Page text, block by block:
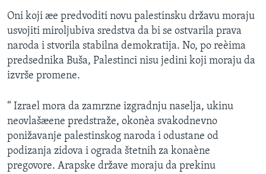
Oni koji æe predvoditi novu palestinsku državu moraju
usvojiti miroljubiva sredstva da bi se ostvarila prava
naroda i stvorila stabilna demokratija. No, po reèima
predsednika Buša, Palestinci nisu jedini koji moraju da
izvrše promene.
“ Izrael mora da zamrzne izgradnju naselja, ukinu
neovlašæene predstraže, okonèa svakodnevno
ponižavanje palestinskog naroda i odustane od
podizanja zidova i ograda štetnih za konaène
pregovore. Arapske države moraju da prekinu